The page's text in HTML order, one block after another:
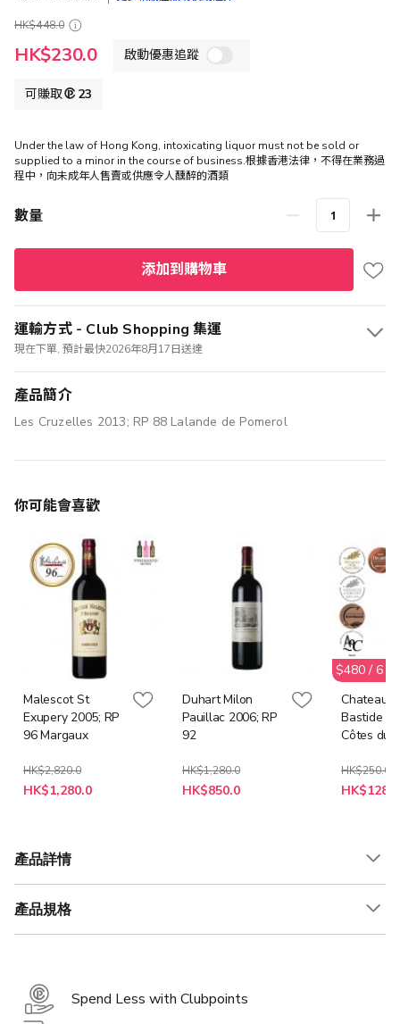
HK$448.0
特
殊
HK$230.0 啟動優惠追蹤
可賺取 23
Under the law of Hong Kong, intoxicating liquor must not be sold or
supplied to a minor in the course of business.根據香港法律，不得在業務過
程中，向未成年人售賣或供應令人醺醉的酒類
數量
添加到購物車
運輸方式 - Club Shopping 集運
現在下單, 預計最快2026年8月17日送達
產品簡介
Les Cruzelles 2013; RP 88 Lalande de Pomerol
你可能會喜歡
Malescot St
Exupery 2005; RP
96 Margaux
HK$2,820.0
特
HK$1,280.0
Duhart Milon
Pauillac 2006; RP
92
HK$1,280.0
特
HK$850.0
$480 / 6
Chateau
Bastide
Côtes du
HK$250.0
特
HK$128.0
產品詳情
產品規格
Spend Less with Clubpoints